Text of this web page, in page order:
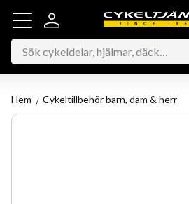
Meny
Hem Cykeltillbehör barn, dam & herr